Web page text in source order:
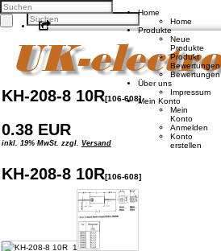
Twitter
Google +
Pinterest
Kontakt
Unsere AGB
Zahlung und Versand
Privatsphäre und Datenschutz
Konto eröffnen
Deutsch
English
Home
Home
Produkte
Neue
Produkte
Produkt
Bewertungen
Bewertungen
Über uns
Impressum
Mein Konto
Mein
Konto
Anmelden
Konto
erstellen
KH-208-8 10R[106-608]
0.38 EUR
inkl. 19% MwSt. zzgl. Versand
KH-208-8 10R[106-608]